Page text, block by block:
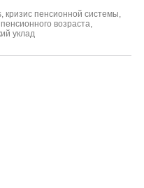
, кризис пенсионной системы,
возраста,
уклад